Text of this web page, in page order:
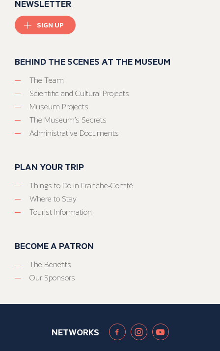
NEWSLETTER
SIGN UP
BEHIND THE SCENES AT THE MUSEUM
The Team
Scientific and Cultural Projects
Museum Projects
The Museum’s Secrets
Administrative Documents
PLAN YOUR TRIP
Things to Do in Franche-Comté
Where to Stay
Tourist Information
BECOME A PATRON
The Benefits
Our Sponsors
NETWORKS